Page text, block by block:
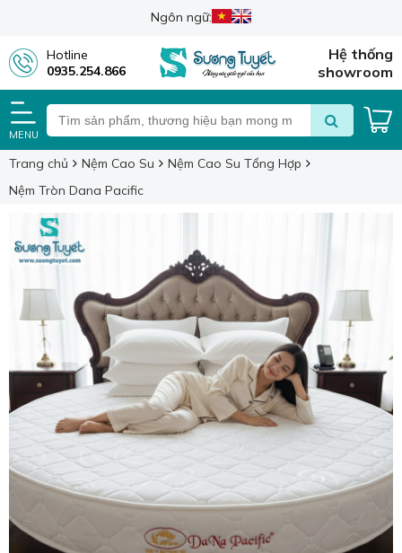
Ngôn ngữ:
Hotline
0935.254.866
Hệ thống
showroom
MENU
Trang chủ Nệm Cao Su
Nệm Cao Su Tổng Hợp
Nệm Tròn Dana Pacific